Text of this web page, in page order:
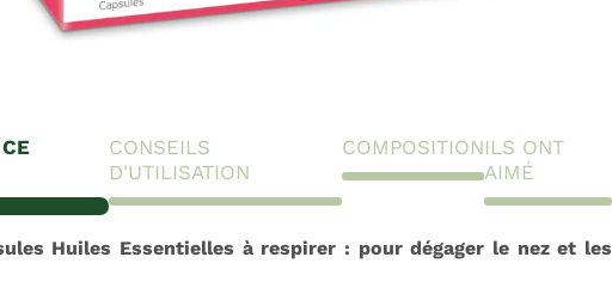
CONSEILS
D'UTILISATION
COMPOSITIONILS ONT
AIMÉ
Huiles Essentielles à respirer : pour dégager le nez et les